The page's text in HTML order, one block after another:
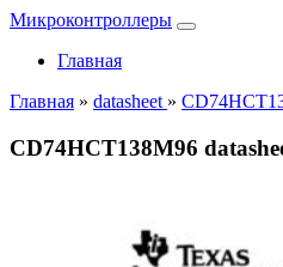
Микроконтроллеры
Главная
Главная » datasheet »
CD74HCT138M96